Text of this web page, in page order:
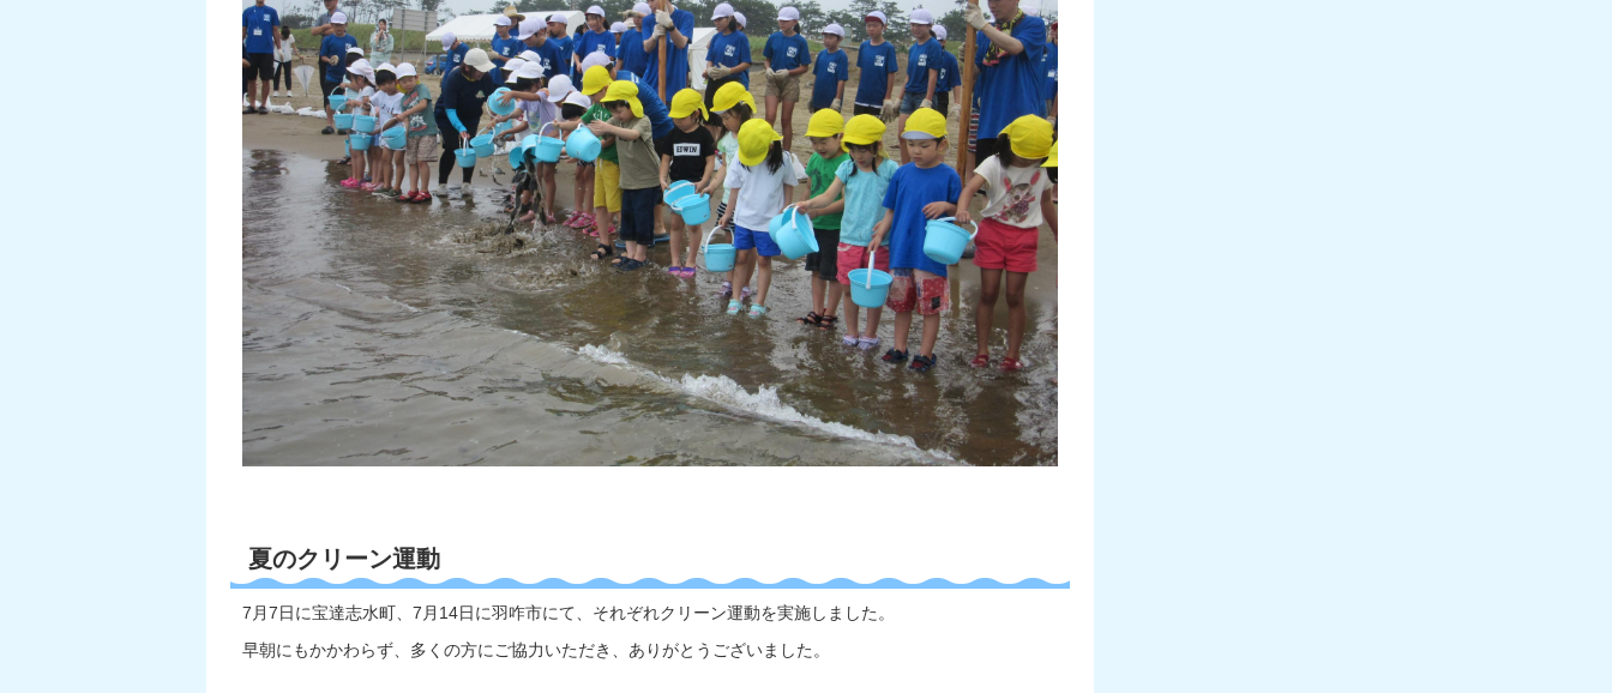
夏のクリーン運動
7月7日に宝達志水町、7月14日に羽咋市にて、それぞれクリーン運動を実施しました。
早朝にもかかわらず、多くの方にご協力いただき、ありがとうございました。